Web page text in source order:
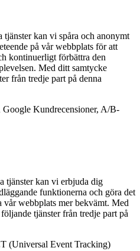
tjänster kan vi spåra och anonymt
på vår webbplats för att
kontinuerligt förbättra den
Med ditt samtycke
från tredje part på denna
Kundrecensioner, A/B-
tjänster kan vi erbjuda dig
funktionerna och göra det
webbplats mer bekvämt. Med
tjänster från tredje part på
(Universal Event Tracking)